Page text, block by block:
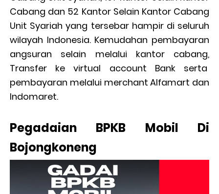
Cabang dan 52 Kantor Selain Kantor Cabang
Unit Syariah yang tersebar hampir di seluruh
wilayah Indonesia. Kemudahan pembayaran
angsuran selain melalui kantor cabang,
Transfer ke virtual account Bank serta
pembayaran melalui merchant Alfamart dan
Indomaret.
Pegadaian BPKB Mobil Di
Bojongkoneng